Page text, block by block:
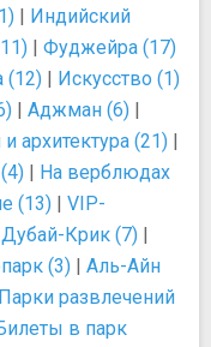
| Индийский
| Фуджейра (17)
(12) | Искусство (1)
| Аджман (6) |
архитектура (21) |
| На верблюдах
(13) | VIP-
Дубай-Крик (7) |
(3) | Аль-Айн
Парки развлечений
в парк